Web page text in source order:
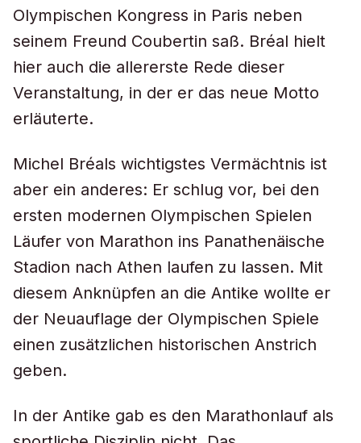
Olympischen Kongress in Paris neben
seinem Freund Coubertin saß. Bréal hielt
hier auch die allererste Rede dieser
Veranstaltung, in der er das neue Motto
erläuterte.
Michel Bréals wichtigstes Vermächtnis ist
aber ein anderes: Er schlug vor, bei den
ersten modernen Olympischen Spielen
Läufer von Marathon ins Panathenäische
Stadion nach Athen laufen zu lassen. Mit
diesem Anknüpfen an die Antike wollte er
der Neuauflage der Olympischen Spiele
einen zusätzlichen historischen Anstrich
geben.
In der Antike gab es den Marathonlauf als